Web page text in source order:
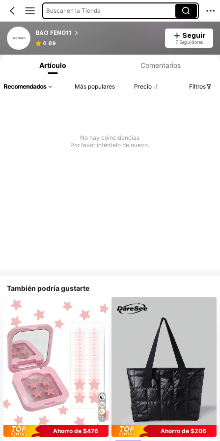
Buscar en la Tienda
BAO FENG11
4.89
Seguir
7 Seguidores
Artículo Comentarios
Recomendados Más populares Precio Filtros
No hay coincidencias
Por favor inténtelo de nuevo.
También podría gustarte
10
Ahorro de $476
Ahorro de $206